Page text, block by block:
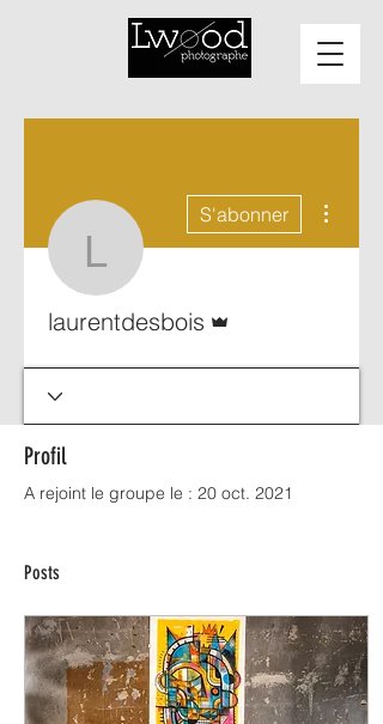
laurentdesbois
S'abonner
laurentdesbois
Profil
A rejoint le groupe le : 20 oct. 2021
Posts